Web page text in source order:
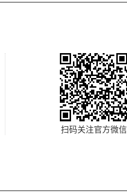
扫码关注官方微信